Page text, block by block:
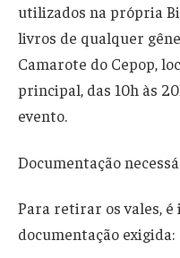
utilizados na própria
livros de qualquer
Camarote do Cepop,
principal, das 10h às
evento.
Documentação
Para retirar os vales,
documentação exigida: